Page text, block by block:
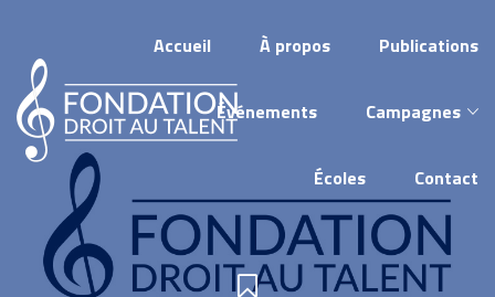
Accueil À propos Publications
Événements Campagnes
Écoles Contact